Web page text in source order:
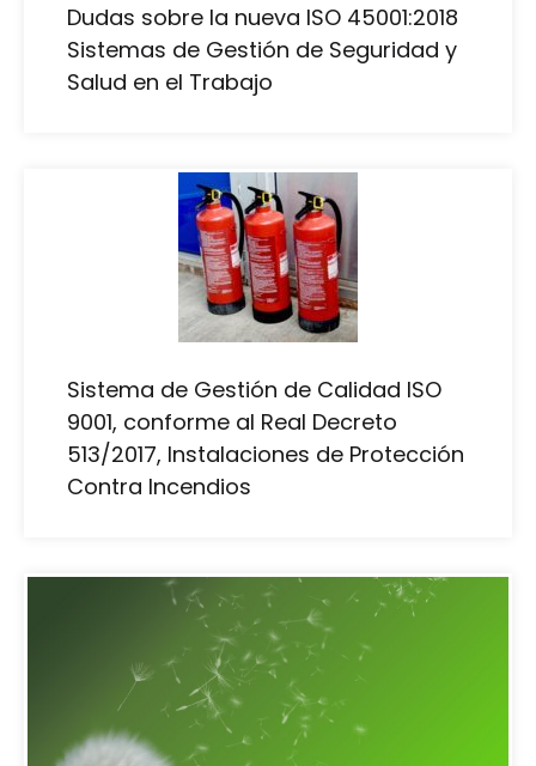
Dudas sobre la nueva ISO 45001:2018
Sistemas de Gestión de Seguridad y
Salud en el Trabajo
Sistema de Gestión de Calidad ISO
9001, conforme al Real Decreto
513/2017, Instalaciones de Protección
Contra Incendios